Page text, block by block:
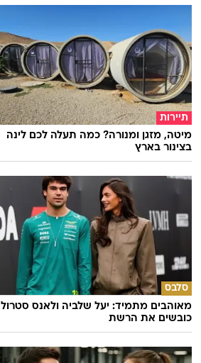
תיירות
מיטה, מזגן ומנורה? כמה תעלה לכם לינה
בצינור בארץ
סלבס
מאוהבים מתמיד: יעל שלביה ולאנס סטרול
כובשים את הרשת